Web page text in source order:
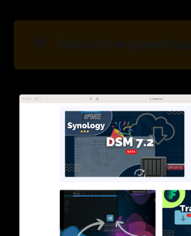
🚧 Función en pruebas